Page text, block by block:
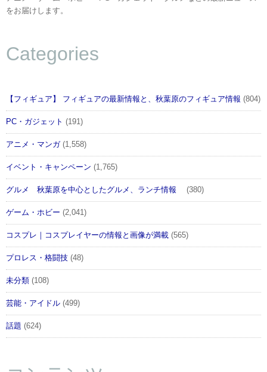
をお届けします。
Categories
【フィギュア】 フィギュアの最新情報と、秋葉原のフィギュア情報 (804)
PC・ガジェット (191)
アニメ・マンガ(1,558)
イベント・キャンペーン (1,765)
グルメ 秋葉原を中心としたグルメ、ランチ情報 (380)
ゲーム・ホビー (2,041)
コスプレ｜コスプレイヤーの情報と画像が満載 (565)
プロレス・格闘技 (48)
未分類 (108)
芸能・アイドル (499)
話題 (624)